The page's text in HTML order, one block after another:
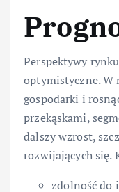
Perspektywy
optymistyczne.
gospodarki i
przekąskami,
dalszy wzrost,
rozwijających się.
zdolność do